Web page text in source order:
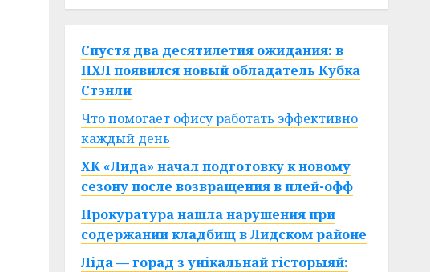
Спустя два десятилетия ожидания: в
НХЛ появился новый обладатель Кубка
Стэнли
Что помогает офису работать эффективно
каждый день
ХК «Лида» начал подготовку к новому
сезону после возвращения в плей-офф
Прокуратура нашла нарушения при
содержании кладбищ в Лидском районе
Ліда — горад з унікальнай гісторыяй: